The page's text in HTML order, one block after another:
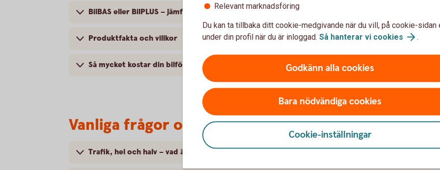
BilBAS eller BilPLUS – jämför innehåll
Produktfakta och villkor
Så mycket kostar din bilförsäkring
Vanliga frågor om att försäkra Citroen
Trafik, hel och halv – vad är det för skillnad på försäkringarna?
Relevant marknadsföring
Du kan ta tillbaka ditt cookie-medgivande när du vill, på cookie-sidan
under din profil när du är inloggad. Så hanterar vi cookies .
Godkänn alla cookies
Bara nödvändiga cookies
Cookie-inställningar